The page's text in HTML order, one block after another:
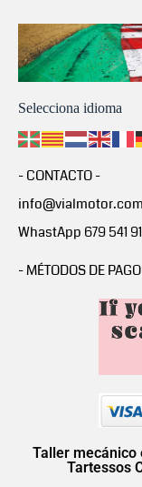
Selecciona idioma
- CONTACTO -
info@vialmotor.com
WhastApp 679 541
- MÉTODOS DE
Taller mecánico
Tartessos